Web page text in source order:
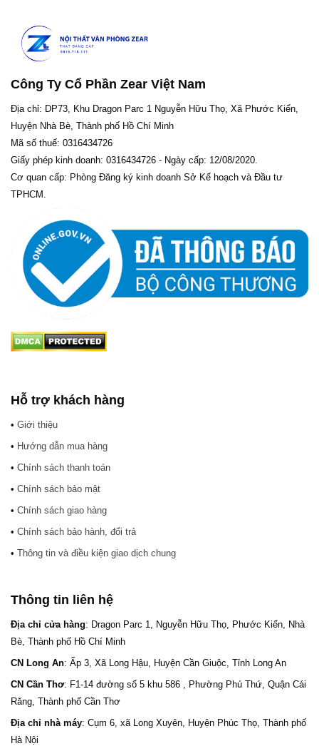
Công Ty Cổ Phần Zear Việt Nam
Địa chỉ: DP73, Khu Dragon Parc 1 Nguyễn Hữu Thọ, Xã Phước Kiển,
Huyện Nhà Bè, Thành phố Hồ Chí Minh
Mã số thuế: 0316434726
Giấy phép kinh doanh: 0316434726 - Ngày cấp: 12/08/2020.
Cơ quan cấp: Phòng Đăng ký kinh doanh Sở Kế hoạch và Đầu tư
TPHCM.
Hỗ trợ khách hàng
• Giới thiệu
• Hướng dẫn mua hàng
• Chính sách thanh toán
• Chính sách bảo mật
• Chính sách giao hàng
• Chính sách bảo hành, đổi trả
• Thông tin và điều kiện giao dịch chung
Thông tin liên hệ
Địa chỉ cửa hàng: Dragon Parc 1, Nguyễn Hữu Thọ, Phước Kiển, Nhà
Bè, Thành phố Hồ Chí Minh
CN Long An: Ấp 3, Xã Long Hậu, Huyện Cần Giuộc, Tỉnh Long An
CN Cần Thơ: F1-14 đường số 5 khu 586 , Phường Phú Thứ, Quận Cái
Răng, Thành phố Cần Thơ
Địa chỉ nhà máy: Cụm 6, xã Long Xuyên, Huyện Phúc Thọ, Thành phố
Hà Nội